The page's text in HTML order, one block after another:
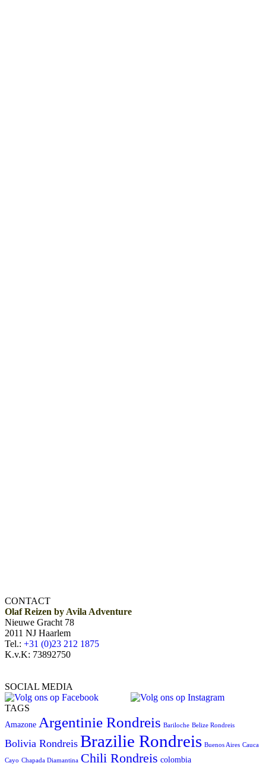
CONTACT
Olaf Reizen by Avila Adventure
Nieuwe Gracht 78
2011 NJ Haarlem
Tel.: +31 (0)23 212 1875
K.v.K: 73892750
SOCIAL MEDIA
TAGS
Amazone Argentinie Rondreis Bariloche Belize Rondreis
Bolivia Rondreis Brazilie Rondreis Buenos Aires Cauca
Cayo Chapada Diamantina Chili Rondreis colombia